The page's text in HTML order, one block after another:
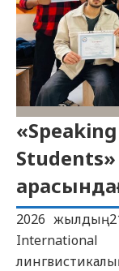
2026 жылдың